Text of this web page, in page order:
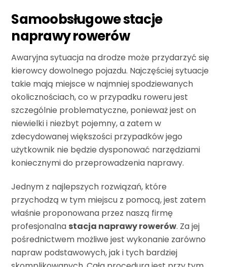
Samoobsługowe stacje
naprawy rowerów
Awaryjna sytuacja na drodze może przydarzyć się
kierowcy dowolnego pojazdu. Najczęściej sytuacje
takie mają miejsce w najmniej spodziewanych
okolicznościach, co w przypadku roweru jest
szczególnie problematyczne, ponieważ jest on
niewielki i niezbyt pojemny, a zatem w
zdecydowanej większości przypadków jego
użytkownik nie będzie dysponować narzędziami
koniecznymi do przeprowadzenia naprawy.
Jednym z najlepszych rozwiązań, które
przychodzą w tym miejscu z pomocą, jest zatem
właśnie proponowana przez naszą firmę
profesjonalna stacja naprawy rowerów. Za jej
pośrednictwem możliwe jest wykonanie zarówno
napraw podstawowych, jak i tych bardziej